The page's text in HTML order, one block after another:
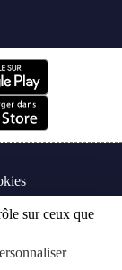
Connexion
sur ceux que